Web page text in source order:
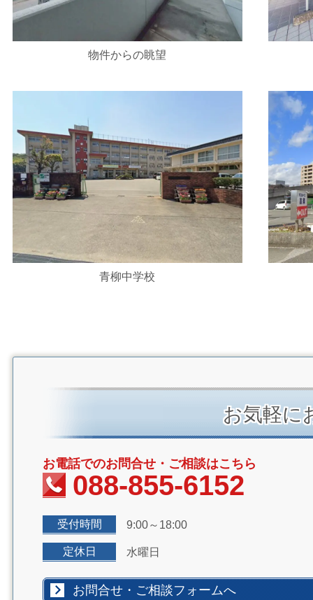
物件からの眺望
青柳中学校
お気軽に
お電話でのお問合せ・ご相談はこちら
088-855-6152
受付時間 9:00～18:00
定休日 水曜日
お問合せ・ご相談フォームへ